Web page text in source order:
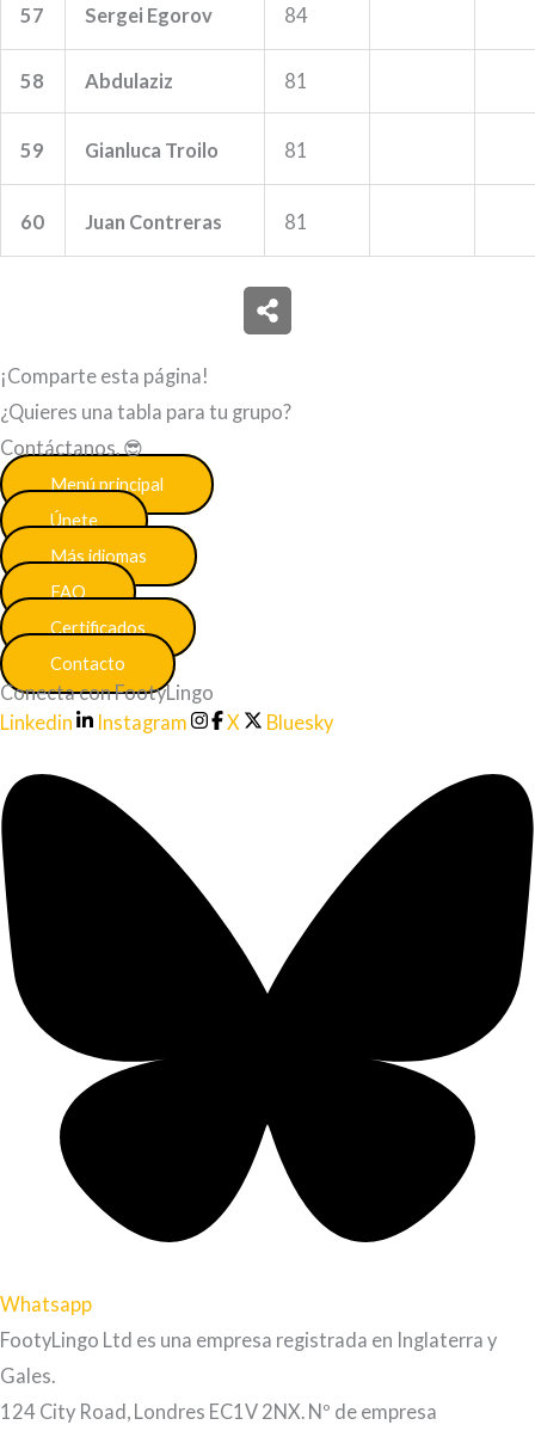
57 Sergei Egorov 84
58 Abdulaziz 81
59 Gianluca Troilo 81
60 Juan Contreras 81
¡Comparte esta página!
¿Quieres una tabla para tu grupo?
Contáctanos. 😎
Menú principal
Únete
Más idiomas
FAQ
Certificados
Contacto
Conecta con FootyLingo
Linkedin
Instagram X Bluesky
Whatsapp
FootyLingo Ltd es una empresa registrada en Inglaterra y
Gales.
124 City Road, Londres EC1V 2NX. Nº de empresa